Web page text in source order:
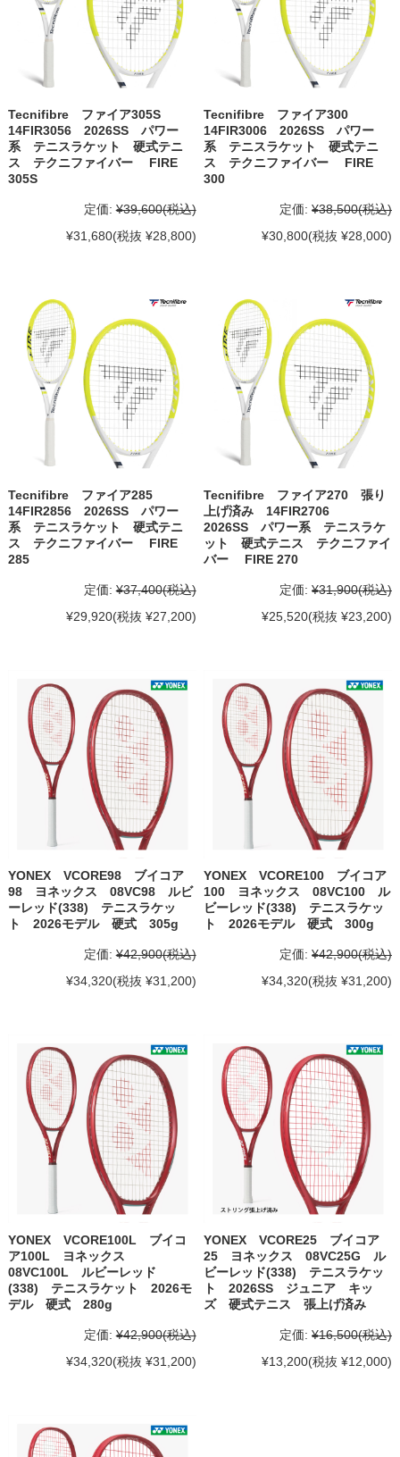
Tecnifibre ファイア305S
14FIR3056 2026SS パワー
系 テニスラケット 硬式テニ
ス テクニファイバー FIRE
305S
定価: ¥39,600(税込)
¥31,680(税抜 ¥28,800)
Tecnifibre ファイア300
14FIR3006 2026SS パワー
系 テニスラケット 硬式テニ
ス テクニファイバー FIRE
300
定価: ¥38,500(税込)
¥30,800(税抜 ¥28,000)
Tecnifibre ファイア285
14FIR2856 2026SS パワー
系 テニスラケット 硬式テニ
ス テクニファイバー FIRE
285
定価: ¥37,400(税込)
¥29,920(税抜 ¥27,200)
Tecnifibre ファイア270 張り
上げ済み 14FIR2706
2026SS パワー系 テニスラケ
ット 硬式テニス テクニファイ
バー FIRE 270
定価: ¥31,900(税込)
¥25,520(税抜 ¥23,200)
YONEX VCORE98 ブイコア
98 ヨネックス 08VC98 ルビ
ーレッド(338) テニスラケッ
ト 2026モデル 硬式 305g
定価: ¥42,900(税込)
¥34,320(税抜 ¥31,200)
YONEX VCORE100 ブイコア
100 ヨネックス 08VC100 ル
ビーレッド(338) テニスラケッ
ト 2026モデル 硬式 300g
定価: ¥42,900(税込)
¥34,320(税抜 ¥31,200)
YONEX VCORE100L ブイコ
ア100L ヨネックス
08VC100L ルビーレッド
(338) テニスラケット 2026モ
デル 硬式 280g
定価: ¥42,900(税込)
¥34,320(税抜 ¥31,200)
YONEX VCORE25 ブイコア
25 ヨネックス 08VC25G ル
ビーレッド(338) テニスラケッ
ト 2026SS ジュニア キッ
ズ 硬式テニス 張上げ済み
定価: ¥16,500(税込)
¥13,200(税抜 ¥12,000)